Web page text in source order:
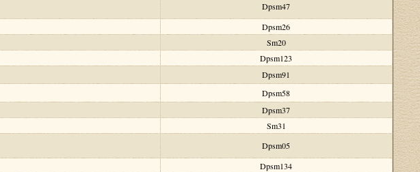
Dpsm47
Dpsm26
Sm20
Dpsm123
Dpsm91
Dpsm58
Dpsm37
Sm31
Dpsm05
Dpsm134